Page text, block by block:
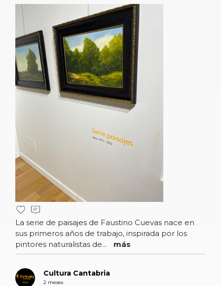
La serie de paisajes de Faustino Cuevas nace en
sus primeros años de trabajo, inspirada por los
pintores naturalistas de...
más
Cultura Cantabria
2 meses